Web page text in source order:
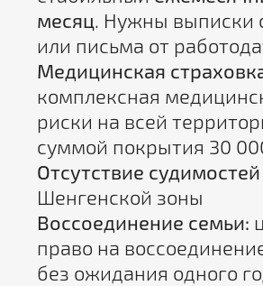
месяц. Нужны выписки
или письма от
Медицинская
комплексная
риски на всей
суммой покрытия 30
Отсутствие судимостей
Шенгенской зоны
Воссоединение семьи:
право на
без ожидания одного